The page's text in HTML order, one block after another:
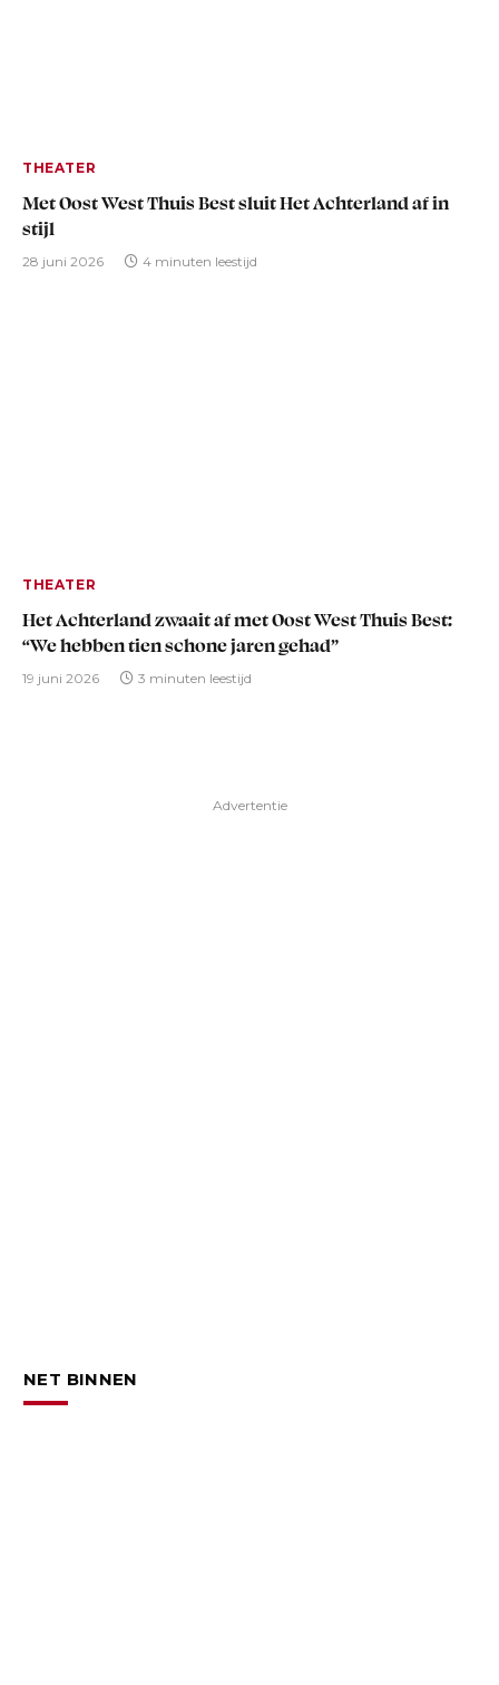
THEATER
Met Oost West Thuis Best sluit Het Achterland af in
stijl
28 juni 2026 4 minuten leestijd
THEATER
Het Achterland zwaait af met Oost West Thuis Best:
“We hebben tien schone jaren gehad”
19 juni 2026 3 minuten leestijd
Advertentie
NET BINNEN